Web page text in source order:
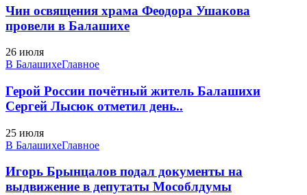
Чин освящения храма Феодора Ушакова
провели в Балашихе
26 июля
В БалашихеГлавное
Герой России почётный житель Балашихи
Сергей Лысюк отметил день..
25 июля
В БалашихеГлавное
Игорь Брынцалов подал документы на
выдвижение в депутаты Мособлдумы